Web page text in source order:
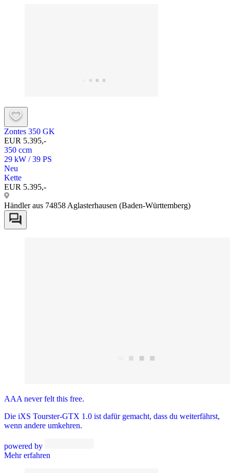
Zontes 350 GK
EUR 5.395,-
350 ccm
29 kW / 39 PS
Neu
Kette
EUR 5.395,-
Händler aus 74858 Aglasterhausen (Baden-Württemberg)
AAA never felt this free.
Die iXS Tourster-GTX 1.0 ist dafür gemacht, dass du weiterfährst,
wenn andere umkehren.
powered by
Mehr erfahren